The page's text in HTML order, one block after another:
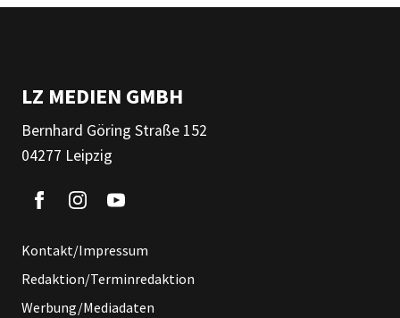
LZ MEDIEN GMBH
Bernhard Göring Straße 152
04277 Leipzig
Kontakt/Impressum
Redaktion/Terminredaktion
Werbung/Mediadaten